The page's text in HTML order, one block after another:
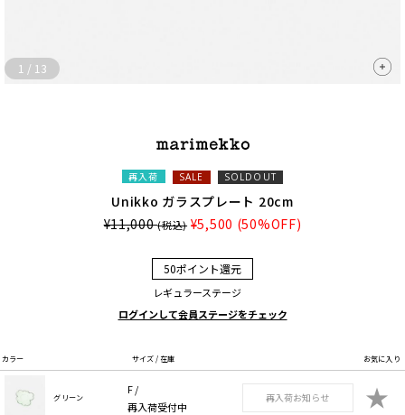
1 / 13
再入荷 SALE SOLDOUT
Unikko ガラスプレート 20cm
¥11,000(税込) ¥5,500 (50%OFF)
50ポイント還元
レギュラーステージ
ログインして会員ステージをチェック
カラー サイズ / 在庫 お気に入り
グリーン
F /
再入荷受付中
再入荷お知らせ ★